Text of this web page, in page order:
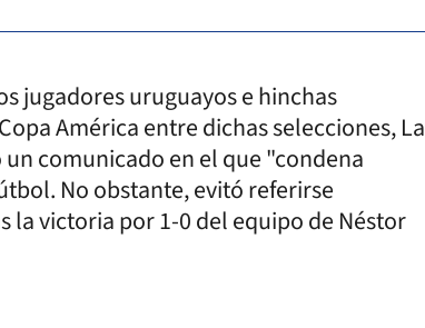
jugadores uruguayos e hinchas
América entre dichas selecciones, La
comunicado en el que "condena
No obstante, evitó referirse
victoria por 1-0 del equipo de Néstor